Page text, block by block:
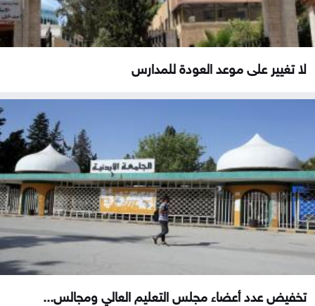
لا تغيير على موعد العودة للمدارس
تخفيض عدد أعضاء مجلس التعليم العالي ومجالس...